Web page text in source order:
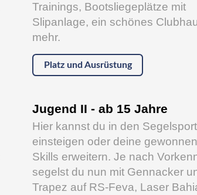
Trainings, Bootsliegeplätze mit
Slipanlage, ein schönes
mehr.
Platz und Ausrüstung
Jugend II - ab 15 Jahre
Hier kannst du in den Segelsport
einsteigen oder deine
Skills erweitern. Je nach
segelst du nun mit Gennacker
Trapez auf RS-Feva, Laser